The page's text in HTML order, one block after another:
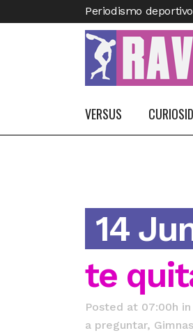
Periodismo
VERSUS
14
te
Posted at 07:00h in
a preguntar,